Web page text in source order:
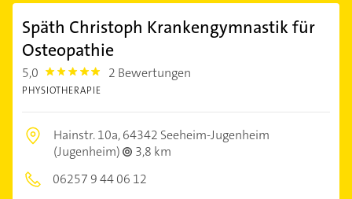
Späth Christoph Krankengymnastik für
Osteopathie
5,0 5.0 2 Bewertungen
PHYSIOTHERAPIE
Hainstr. 10a,64342 Seeheim-Jugenheim
(Jugenheim)
3,8 km
06257 9 44 06 12